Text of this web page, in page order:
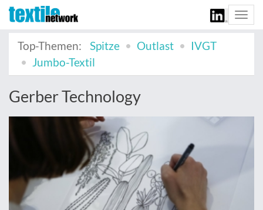
Top-Themen:
Spitze Outlast
IVGT
Jumbo-Textil
Gerber Technology